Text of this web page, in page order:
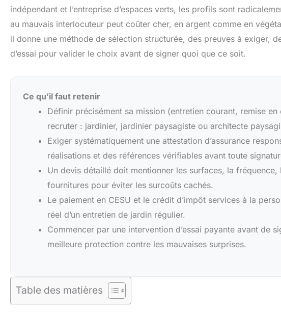
indépendant et l’entreprise d’espaces verts, les profils sont
au mauvais interlocuteur peut coûter cher, en argent comme en
il donne une méthode de sélection structurée, des preuves à exiger,
d’essai pour valider le choix avant de signer quoi que ce soit.
Ce qu’il faut retenir
Définir précisément sa mission (entretien courant, remise
recruter : jardinier, jardinier paysagiste ou architecte
Exiger systématiquement une attestation d’assurance
réalisations et des références vérifiables avant toute
Un devis détaillé doit mentionner les surfaces, la fréquence,
fournitures pour éviter les surcoûts cachés.
Le paiement en CESU et le crédit d’impôt services à la
réel d’un entretien de jardin régulier.
Commencer par une intervention d’essai payante avant de
meilleure protection contre les mauvaises surprises.
Table des matières